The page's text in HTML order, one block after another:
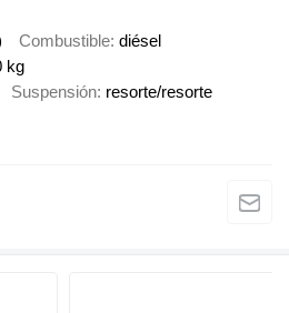
Combustible diésel
kg
Suspensión resorte/resorte